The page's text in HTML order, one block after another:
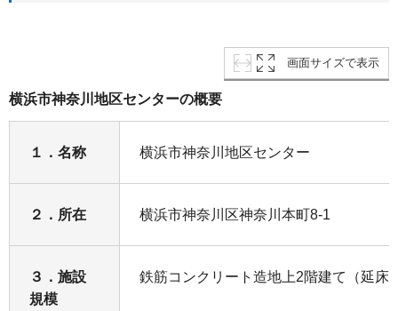
画面サイズで表示
横浜市神奈川地区センターの概要
１．名称 横浜市神奈川地区センター
２．所在 横浜市神奈川区神奈川本町8-1
３．施設
規模
鉄筋コンクリート造地上2階建て（延床